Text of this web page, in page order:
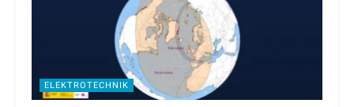
ELEKTROTECHNIK